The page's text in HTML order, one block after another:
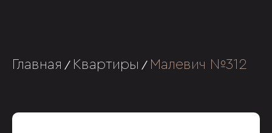
Главная / Квартиры / Малевич №312